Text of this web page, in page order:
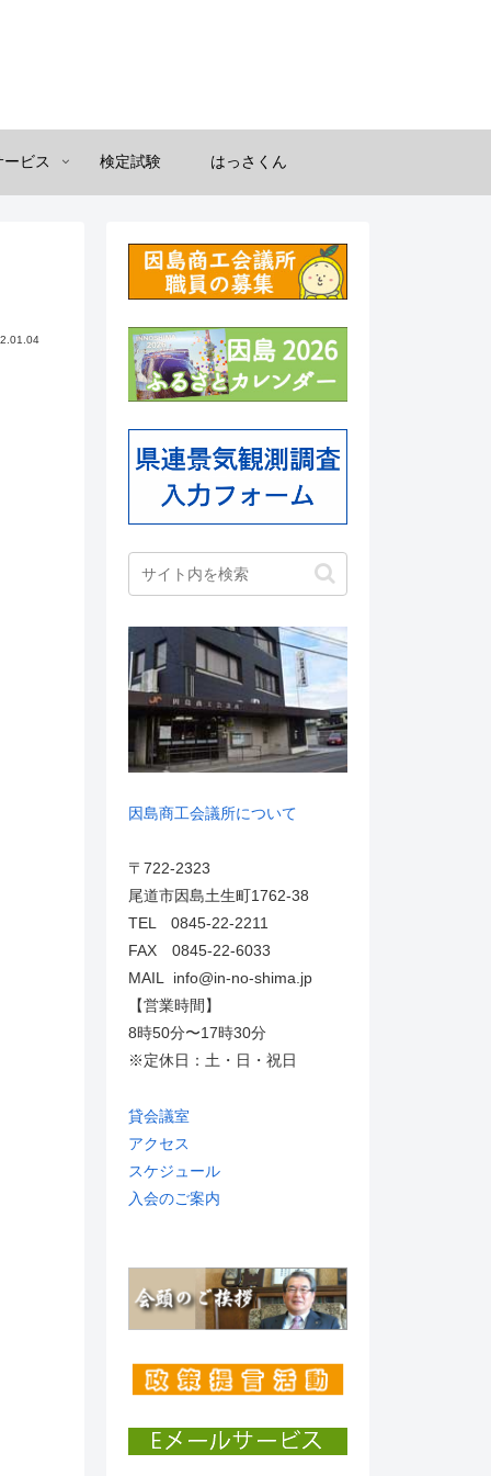
ビス 検定試験 はっさくん
因島商工会議所について
〒722-2323
尾道市因島土生町1762-38
TEL 0845-22-2211
FAX 0845-22-6033
MAIL info@in-no-shima.jp
【営業時間】
8時50分〜17時30分
※定休日：土・日・祝日
貸会議室
アクセス
スケジュール
入会のご案内